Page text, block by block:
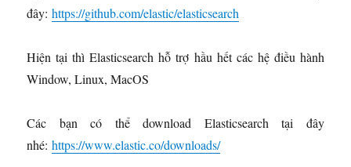
đây:https://github.com/elastic/elasticsearch
Hiện tại thì Elasticsearch hỗ trợ hầu hết các hệ điều hành
Window, Linux, MacOS
Các bạn có thể download Elasticsearch tại đây
nhé:https://www.elastic.co/downloads/